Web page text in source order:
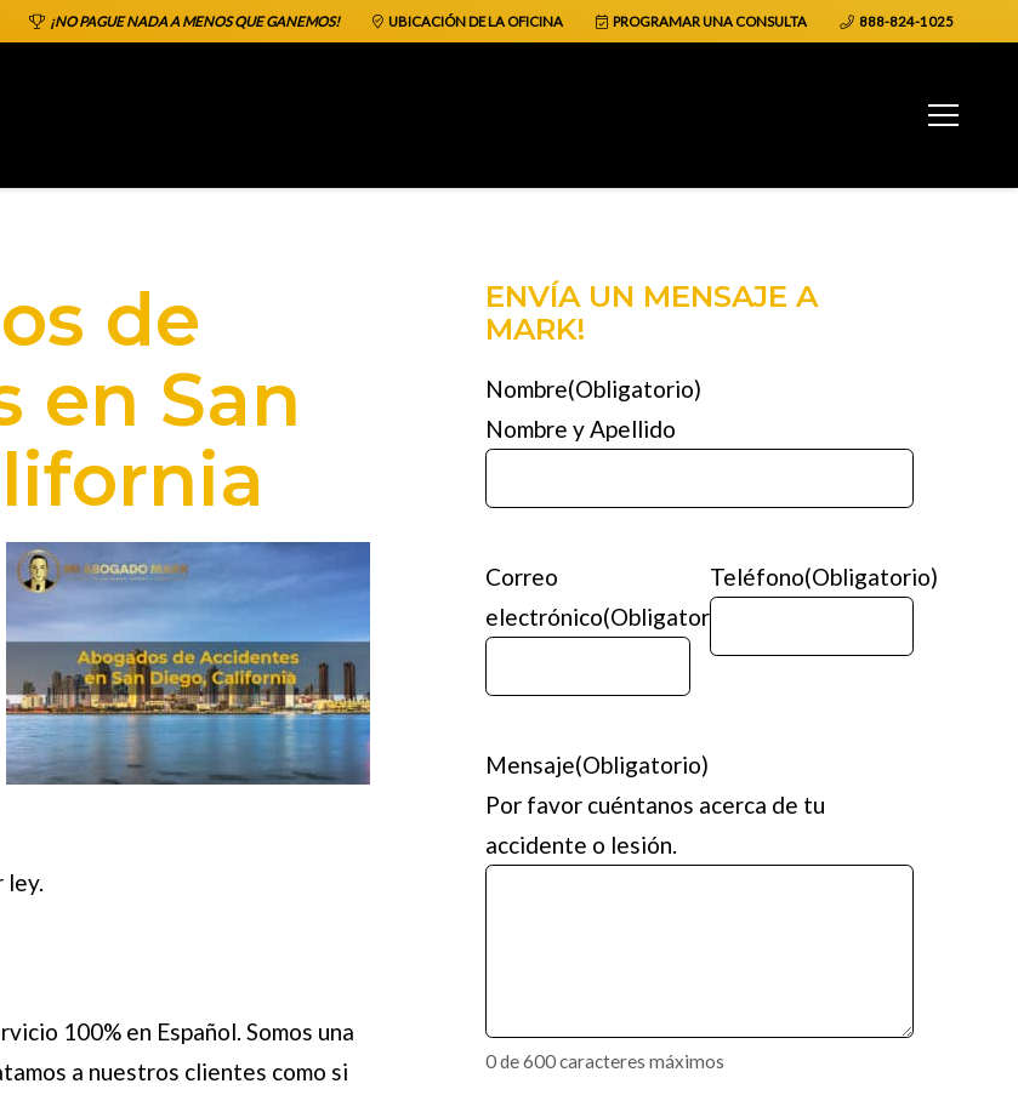
¡NO PAGUE NADA A MENOS QUE GANEMOS! UBICACIÓN DE LA OFICINA PROGRAMAR UNA CONSULTA 888-824-1025
de
en San
ley.
100% en Español. Somos una
a nuestros clientes como si
ENVÍA UN MENSAJE A
MARK!
Nombre(Obligatorio)
Nombre y Apellido
Correo
electrónico(Obligatorio)
Teléfono(Obligatorio)
Mensaje(Obligatorio)
Por favor cuéntanos acerca de tu
accidente o lesión.
0 de 600 caracteres máximos